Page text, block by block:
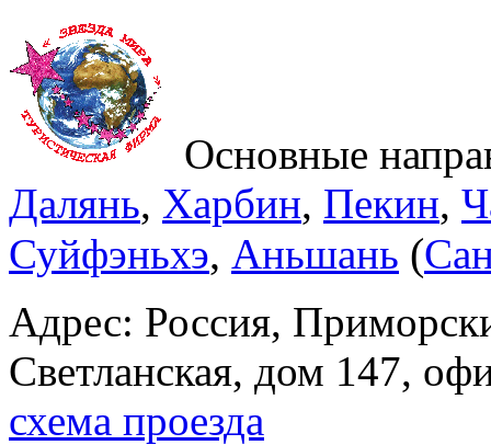
Основные
Далянь, Харбин, Пекин,
Суйфэньхэ, Аньшань (
Адрес: Россия,
Светланская, дом 147,
схема проезда